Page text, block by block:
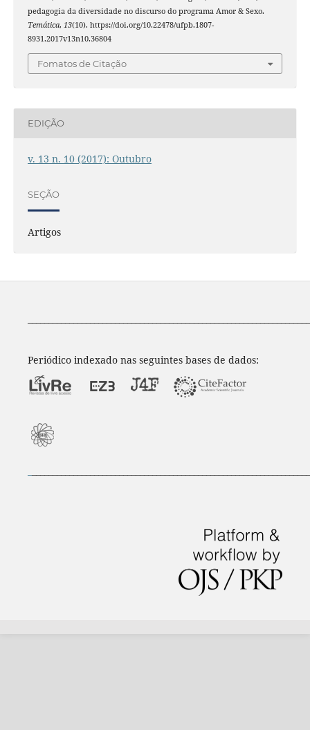
pedagogia da diversidade no discurso do programa Amor & Sexo.
Temática, 13(10). https://doi.org/10.22478/ufpb.1807-
8931.2017v13n10.36804
Fomatos de Citação
EDIÇÃO
v. 13 n. 10 (2017): Outubro
SEÇÃO
Artigos
Periódico indexado nas seguintes bases de dados: